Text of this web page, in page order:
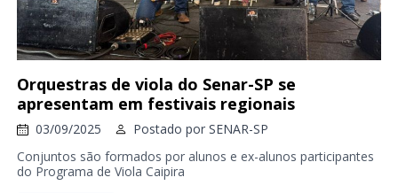
Orquestras de viola do Senar-SP se
apresentam em festivais regionais
03/09/2025 Postado por SENAR-SP
Conjuntos são formados por alunos e ex-alunos participantes
do Programa de Viola Caipira